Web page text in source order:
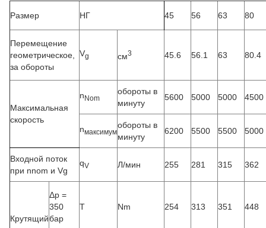
Размер НГ 45 56 63 80
Перемещение
геометрическое,
за обороты
Vg см3 45.6 56.1 63 80.4
Максимальная
скорость
nNom
обороты в
минуту
5600 5000 5000 4500
nмаксимум
обороты в
минуту
6200 5500 5500 5000
Входной поток
при nnom и Vg
qV Л/мин 255 281 315 362
Крутящий
Δp =
350
бар
T Nm 254 313 351 448